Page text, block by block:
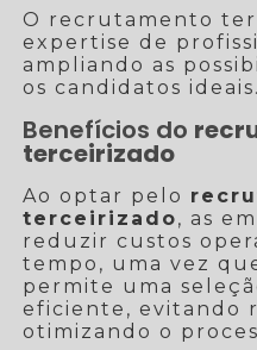
O recrutamento
expertise de
ampliando as
os candidatos ideais.
Benefícios do
terceirizado
Ao optar pelo
terceirizado, as
reduzir custos
tempo, uma vez
permite uma
eficiente, evitando
otimizando o